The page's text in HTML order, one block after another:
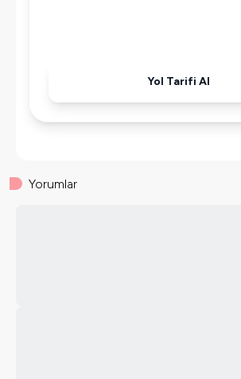
Yol Tarifi Al
Yorumlar